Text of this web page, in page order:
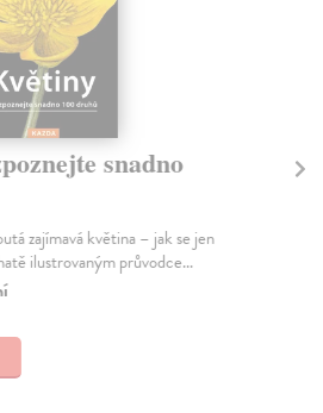
snadno
zajímavá květina – jak se jen
ilustrovaným průvodce...